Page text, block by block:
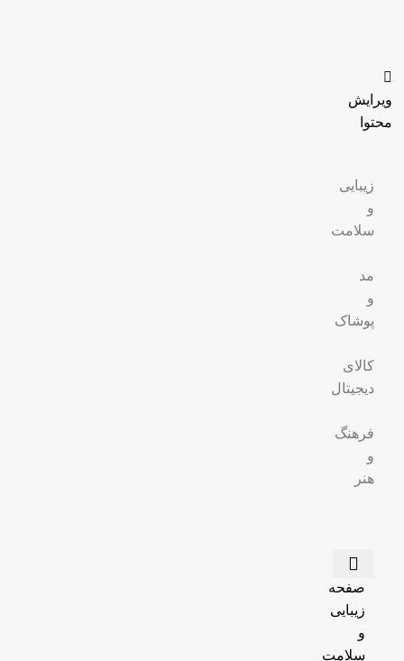
ویرایش
محتوا
زیبایی
و
سلامت
مد
و
پوشاک
کالای
دیجیتال
فرهنگ
و
هنر
صفحه
زیبایی
و
سلامت
جدیدترین محصولات و ترندها